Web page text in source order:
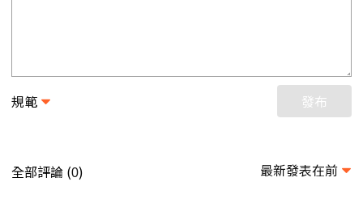
規範 發布
全部評論 (0) 最新發表在前